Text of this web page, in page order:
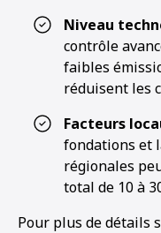
Niveau
contrôle
faibles
réduisent les
Facteurs
fondations et
régionales
total de 10 à
Pour plus de détails